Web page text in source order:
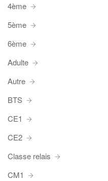
4ème
5ème
6ème
Adulte
Autre
BTS
CE1
CE2
Classe relais
CM1